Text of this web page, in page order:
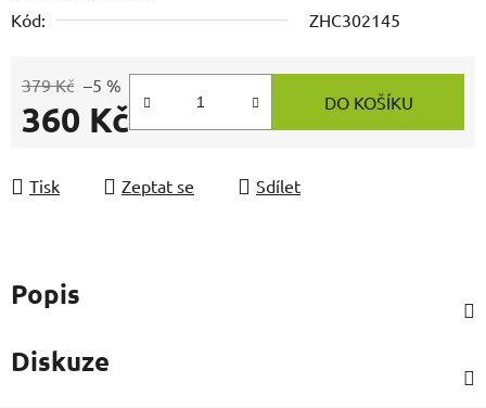
Kód:
ZHC302145
379 Kč –5 %
360 Kč DO KOŠÍKU
Tisk Zeptat se Sdílet
Popis
Diskuze